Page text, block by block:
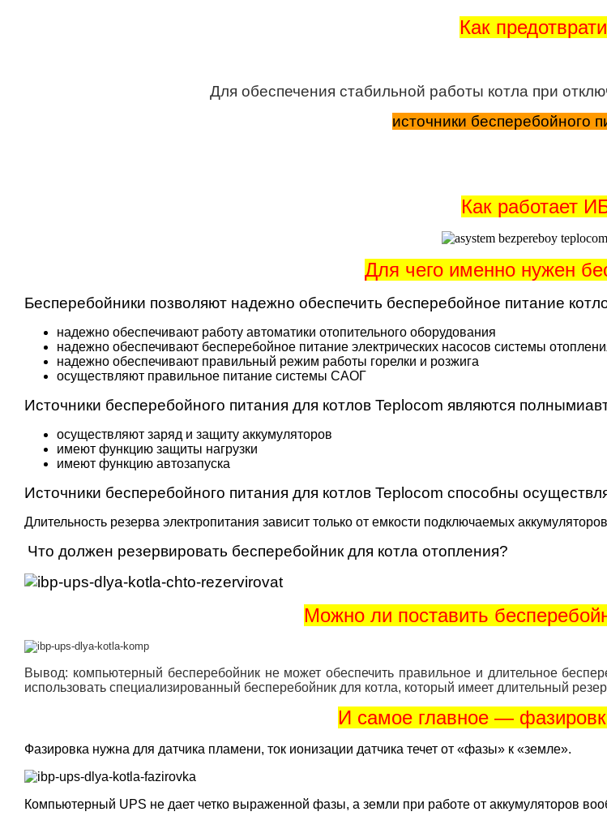
Как
Для обеспечения стабильной работы котла при
источники бесперебойного
Как работает
Для чего именно нужен
Бесперебойники позволяют надежно обеспечить бесперебойное питание
надежно обеспечивают работу автоматики отопительного оборудования
надежно обеспечивают бесперебойное питание электрических насосов системы
надежно обеспечивают правильный режим работы горелки и розжига
осуществляют правильное питание системы САОГ
Источники бесперебойного питания для котлов Teplocom являются
осуществляют заряд и защиту аккумуляторов
имеют функцию защиты нагрузки
имеют функцию автозапуска
Источники бесперебойного питания для котлов Teplocom способны
Длительность резерва электропитания зависит только от емкости подключаемых аккумуляторов
Что должен резервировать бесперебойник для котла отопления?
Можно ли поставить
Вывод: компьютерный бесперебойник не может обеспечить правильное и длительное
использовать специализированный бесперебойник для котла, который имеет длительный
И самое главное —
Фазировка нужна для датчика пламени, ток ионизации датчика течет от «фазы» к «земле».
Компьютерный UPS не дает четко выраженной фазы, а земли при работе от аккумуляторов